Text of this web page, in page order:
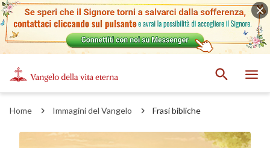
Home Immagini del Vangelo Frasi bibliche